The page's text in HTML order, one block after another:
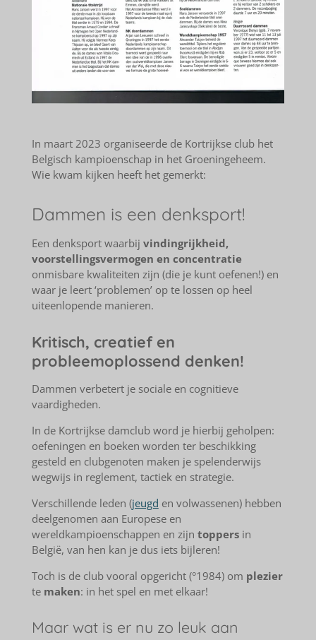
In maart 2023 organiseerde de Kortrijkse club het
Belgisch kampioenschap in het Groeningeheem.
Wie kwam kijken heeft het gemerkt:
Dammen is een denksport!
Een denksport waarbij vindingrijkheid,
voorstellingsvermogen en concentratie
onmisbare kwaliteiten zijn (die je kunt oefenen!) en
waar je leert ‘problemen’ op te lossen op heel
uiteenlopende manieren.
Kritisch, creatief en
probleemoplossend denken!
Dammen verbetert je sociale en cognitieve
vaardigheden.
In de Kortrijkse damclub word je hierbij geholpen:
oefeningen en boeken worden ter beschikking
gesteld en clubgenoten maken je spelenderwijs
wegwijs in reglement, tactiek en strategie.
Verschillende leden (jeugd en volwassenen) hebben
deelgenomen aan Europese en
wereldkampioenschappen en zijn toppersin
België, van hen kan je dus iets bijleren!
Toch is de club vooral opgericht (°1984) om plezier
te maken: in het spel en met elkaar!
Maar wat is er nu zo leuk aan